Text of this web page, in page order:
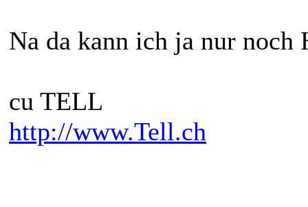
Na da kann ich ja nur
cu TELL
http://www.Tell.ch